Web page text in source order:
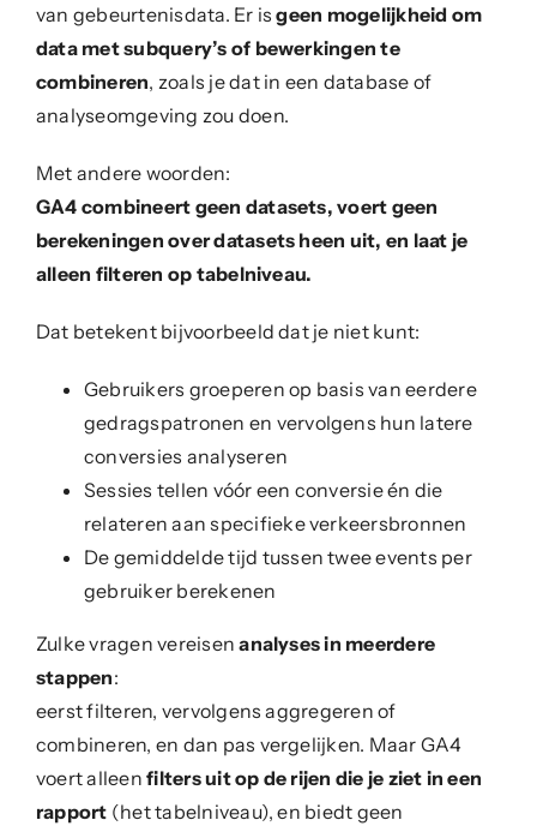
van gebeurtenisdata. Er isgeen mogelijkheid om
data met subquery’s of bewerkingen te
combineren, zoals je dat in een database of
analyseomgeving zou doen.
Met andere woorden:
GA4 combineert geen datasets, voert geen
berekeningen over datasets heen uit, en laat je
alleen filteren op tabelniveau.
Dat betekent bijvoorbeeld dat je niet kunt:
Gebruikers groeperen op basis van eerdere
gedragspatronen en vervolgens hun latere
conversies analyseren
Sessies tellen vóór een conversie én die
relateren aan specifieke verkeersbronnen
De gemiddelde tijd tussen twee events per
gebruiker berekenen
Zulke vragen vereisenanalyses in meerdere
stappen:
eerst filteren, vervolgens aggregeren of
combineren, en dan pas vergelijken. Maar GA4
voert alleenfilters uit op de rijen die je ziet in een
rapport (het tabelniveau), en biedt geen